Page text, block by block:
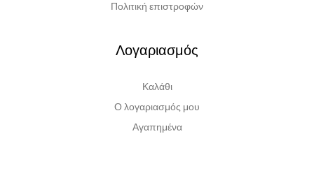
Πολιτική επιστροφών
Λογαριασμός
Καλάθι
Ο λογαριασμός μου
Αγαπημένα